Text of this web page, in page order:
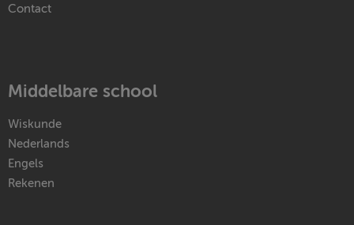
Contact
Middelbare school
Wiskunde
Nederlands
Engels
Rekenen